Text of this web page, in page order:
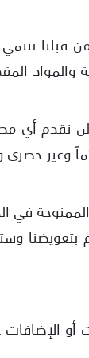
نقدم أي
وغير حصري
في
بتعويضنا
الإضافات